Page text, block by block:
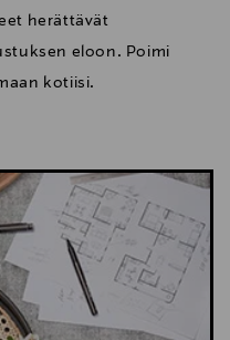
herättävät
eloon. Poimi
kotiisi.